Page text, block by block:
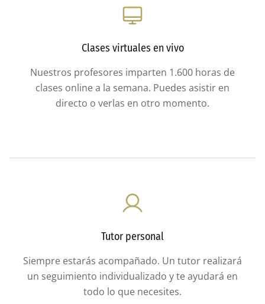
Clases virtuales en vivo
Nuestros profesores imparten 1.600 horas de
clases online a la semana. Puedes asistir en
directo o verlas en otro momento.
Tutor personal
Siempre estarás acompañado. Un tutor realizará
un seguimiento individualizado y te ayudará en
todo lo que necesites.